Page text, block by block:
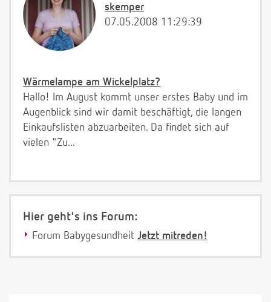
skemper
07.05.2008 11:29:39
Wärmelampe am Wickelplatz?
Hallo! Im August kommt unser erstes Baby und im
Augenblick sind wir damit beschäftigt, die langen
Einkaufslisten abzuarbeiten. Da findet sich auf
vielen "Zu...
Hier geht's ins Forum:
Forum Babygesundheit Jetzt mitreden!